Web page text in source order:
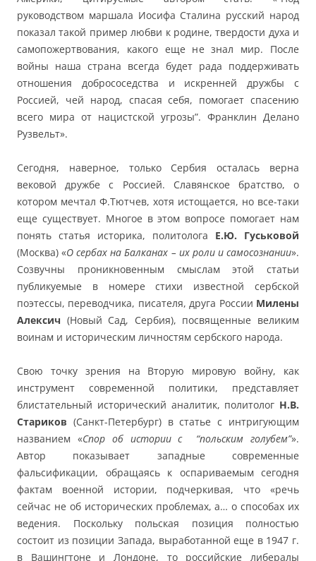
руководством маршала Иосифа Сталина русский народ
показал такой пример любви к родине, твердости духа и
самопожертвования, какого еще не знал мир. После
войны наша страна всегда будет рада поддерживать
отношения добрососедства и искренней дружбы с
Россией, чей народ, спасая себя, помогает спасению
всего мира от нацистской угрозы”. Франклин Делано
Рузвельт».
Сегодня, наверное, только Сербия осталась верна
вековой дружбе с Россией. Славянское братство, о
котором мечтал Ф.Тютчев, хотя истощается, но все-таки
еще существует. Многое в этом вопросе помогает нам
понять статья историка, политолога Е.Ю. Гуськовой
(Москва) «О сербах на Балканах – их роли и самосознании».
Созвучны проникновенным смыслам этой статьи
публикуемые в номере стихи известной сербской
поэтессы, переводчика, писателя, друга России Милены
Алексич (Новый Сад, Сербия), посвященные великим
воинам и историческим личностям сербского народа.
Свою точку зрения на Вторую мировую войну, как
инструмент современной политики, представляет
блистательный исторический аналитик, политолог Н.В.
Стариков (Санкт-Петербург) в статье с интригующим
названием «Спор об истории с “польским голубем”».
Автор показывает западные современные
фальсификации, обращаясь к оспариваемым сегодня
фактам военной истории, подчеркивая, что «речь
сейчас не об исторических проблемах, а… о способах их
ведения. Поскольку польская позиция полностью
состоит из позиции Запада, выработанной еще в 1947 г.
в Вашингтоне и Лондоне, то российские либералы